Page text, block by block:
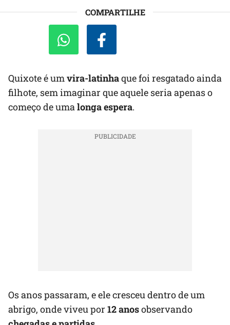
COMPARTILHE
Quixote é umvira-latinhaque foi resgatado ainda
filhote, sem imaginar que aquele seria apenas o
começo de umalonga espera.
Os anos passaram, e ele cresceu dentro de um
abrigo, onde viveu por 12 anosobservando